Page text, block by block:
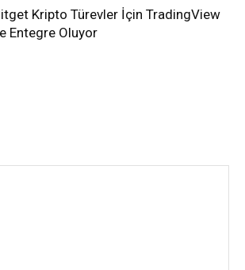
Kripto Türevler İçin TradingView
Entegre Oluyor